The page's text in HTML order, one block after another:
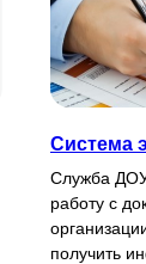
Система
Служба
работу с
получить